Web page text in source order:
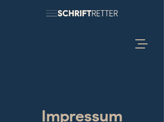
Impressum